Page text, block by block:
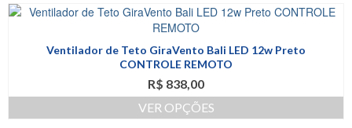
do
produto
tem
várias
As
opções
podem
ser
escolhidas
Ventilador de Teto GiraVento Bali LED 12w Preto
CONTROLE REMOTO
R$ 838,00
VER OPÇÕES